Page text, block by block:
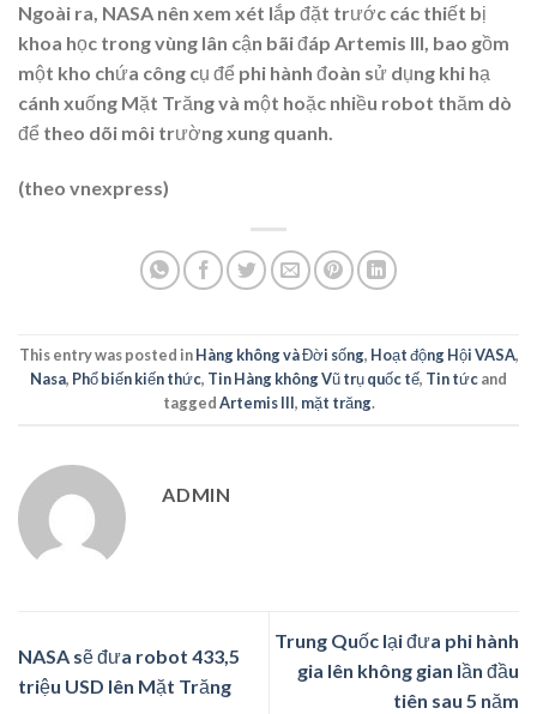
Ngoài ra, NASA nên xem xét lắp đặt trước các thiết bị
khoa học trong vùng lân cận bãi đáp Artemis III, bao gồm
một kho chứa công cụ để phi hành đoàn sử dụng khi hạ
cánh xuống Mặt Trăng và một hoặc nhiều robot thăm dò
để theo dõi môi trường xung quanh.
(theo vnexpress)
This entry was posted in Hàng không và Đời sống, Hoạt động Hội VASA,
Nasa, Phổ biến kiến thức, Tin Hàng không Vũ trụ quốc tế, Tin tứcand
tagged Artemis III , mặt trăng.
ADMIN
NASA sẽ đưa robot 433,5
triệu USD lên Mặt Trăng
Trung Quốc lại đưa phi hành
gia lên không gian lần đầu
tiên sau 5 năm